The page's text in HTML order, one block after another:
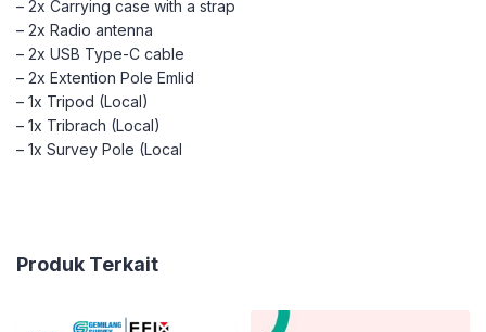
– 2x Carrying case with a strap
– 2x Radio antenna
– 2x USB Type-C cable
– 2x Extention Pole Emlid
– 1x Tripod (Local)
– 1x Tribrach (Local)
– 1x Survey Pole (Local
Produk Terkait